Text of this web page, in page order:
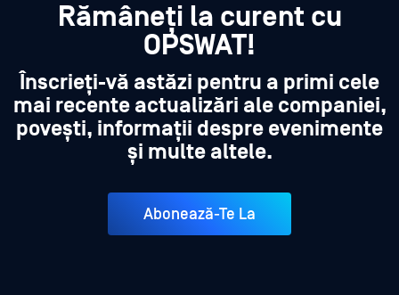
Rămâneți la curent cu
OPSWAT!
Înscrieți-vă astăzi pentru a primi cele
mai recente actualizări ale companiei,
povești, informații despre evenimente
și multe altele.
Abonează-Te La